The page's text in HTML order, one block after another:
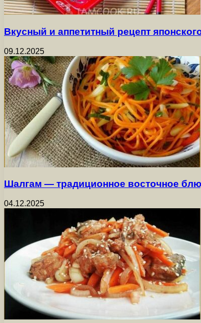
Вкусный и аппетитный рецепт
09.12.2025
Шалгам — традиционное восточное
04.12.2025